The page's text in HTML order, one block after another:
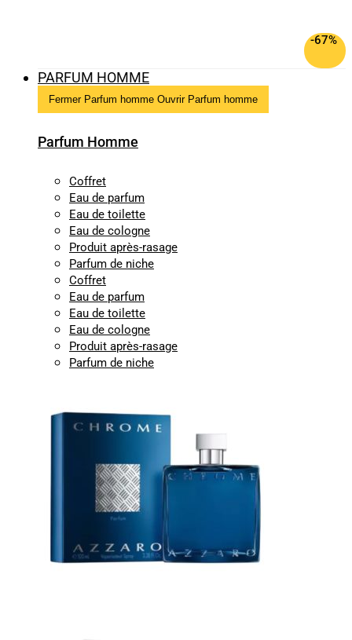
-67%
PARFUM HOMME
Fermer Parfum homme Ouvrir Parfum homme
Parfum Homme
Coffret
Eau de parfum
Eau de toilette
Eau de cologne
Produit après-rasage
Parfum de niche
Coffret
Eau de parfum
Eau de toilette
Eau de cologne
Produit après-rasage
Parfum de niche